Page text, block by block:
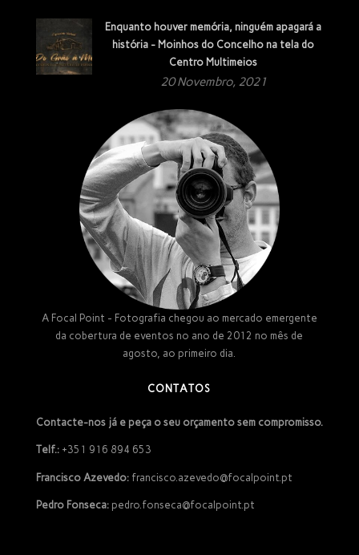
Enquanto houver memória, ninguém apagará a
história - Moinhos do Concelho na tela do
Centro Multimeios
20 Novembro, 2021
A Focal Point - Fotografia chegou ao mercado emergente
da cobertura de eventos no ano de 2012 no mês de
agosto, ao primeiro dia.
CONTATOS
Contacte-nos já e peça o seu orçamento sem compromisso.
Telf.:+351 916 894 653
Francisco Azevedo:francisco.azevedo@focalpoint.pt
Pedro Fonseca:pedro.fonseca@focalpoint.pt